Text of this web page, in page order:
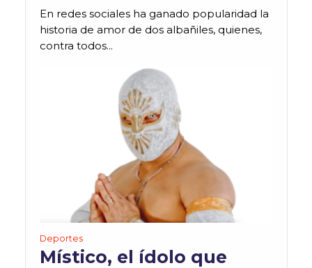
En redes sociales ha ganado popularidad la
historia de amor de dos albañiles, quienes,
contra todos...
Deportes
Místico, el ídolo que